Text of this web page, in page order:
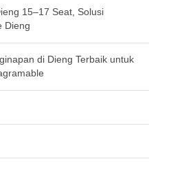
15–17 Seat, Solusi
Dieng
di Dieng Terbaik untuk